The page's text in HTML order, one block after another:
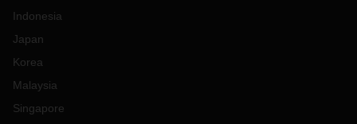
Indonesia
Japan
Korea
Malaysia
Singapore